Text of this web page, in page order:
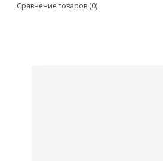
Сравнение товаров (0)